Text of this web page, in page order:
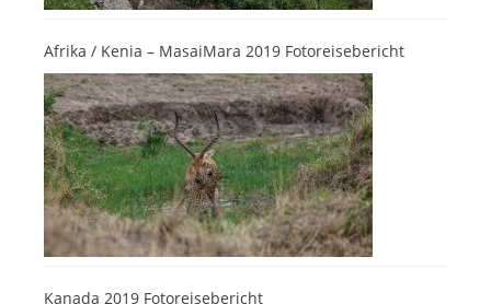
Afrika / Kenia – MasaiMara 2019 Fotoreisebericht
Kanada 2019 Fotoreisebericht